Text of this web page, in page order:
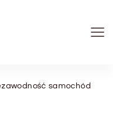
samochód